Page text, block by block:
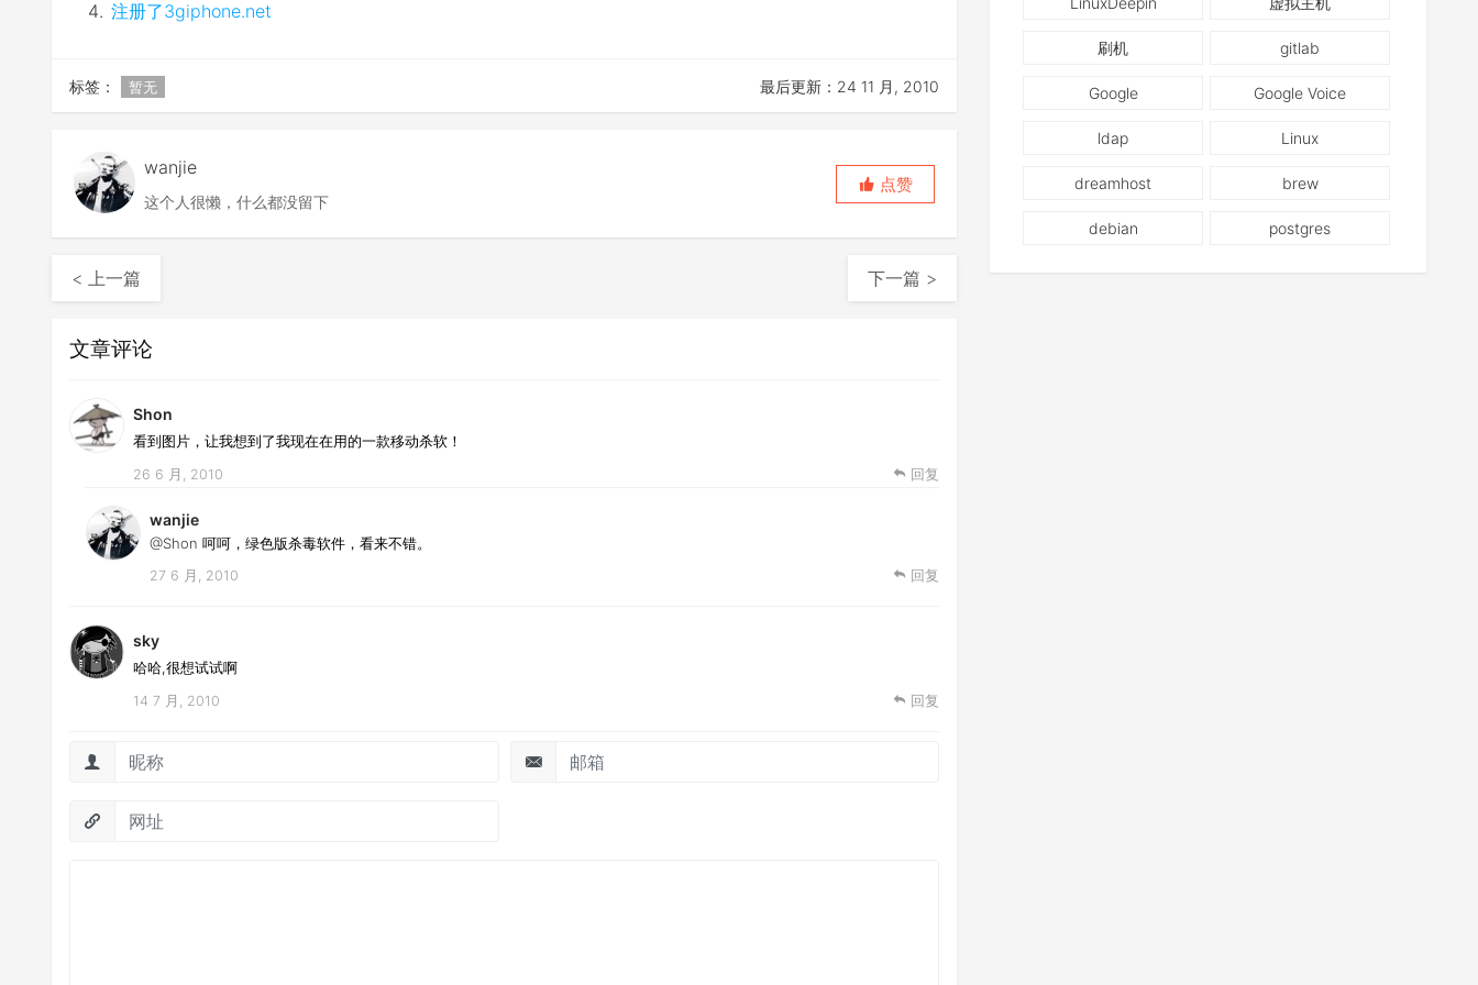
注册了3giphone.net
标签： 暂无 最后更新：24 11 月, 2010
wanjie
这个人很懒，什么都没留下
点赞
< 上一篇 下一篇 >
文章评论
Shon
看到图片，让我想到了我现在在用的一款移动杀软！
26 6 月, 2010 回复
wanjie
@Shon 呵呵，绿色版杀毒软件，看来不错。
27 6 月, 2010 回复
sky
哈哈,很想试试啊
14 7 月, 2010 回复
刷机 gitlab
Google Google Voice
ldap Linux
dreamhost brew
debian postgres